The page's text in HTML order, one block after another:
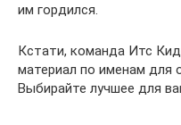
им гордился.
Кстати, команда Итс
материал по именам для
Выбирайте лучшее для